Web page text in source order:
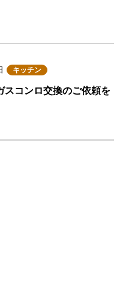
キッチン
スコンロ交換のご依頼を